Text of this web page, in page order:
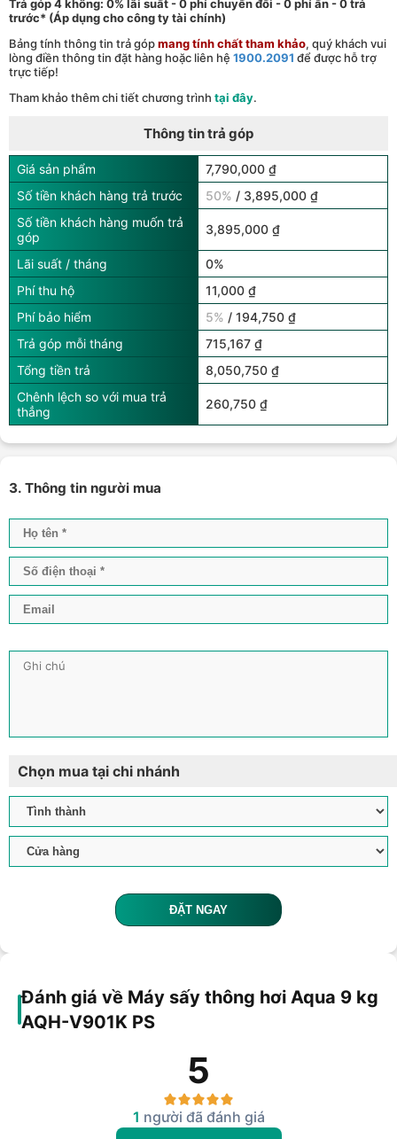
Trả góp 4 không: 0% lãi suất - 0 phí chuyển đổi - 0 phí ẩn - 0 trả
trước* (Áp dụng cho công ty tài chính)
Bảng tính thông tin trả gópmang tính chất tham khảo, quý khách vui
lòng điền thông tin đặt hàng hoặc liên hệ 1900.2091 để được hỗ trợ
trực tiếp!
Tham khảo thêm chi tiết chương trình tại đây.
Thông tin trả góp
Giá sản phẩm
7,790,000 ₫
Số tiền khách hàng trả trước
50% / 3,895,000 ₫
Số tiền khách hàng muốn trả
góp
3,895,000 ₫
Lãi suất / tháng
0%
Phí thu hộ
11,000 ₫
Phí bảo hiểm
5% / 194,750 ₫
Trả góp mỗi tháng
715,167 ₫
Tổng tiền trả
8,050,750 ₫
Chênh lệch so với mua trả
thẳng
260,750 ₫
3. Thông tin người mua
Chọn mua tại chi nhánh
ĐẶT NGAY
Đánh giá về Máy sấy thông hơi Aqua 9 kg
AQH-V901K PS
5
1 người đã đánh giá